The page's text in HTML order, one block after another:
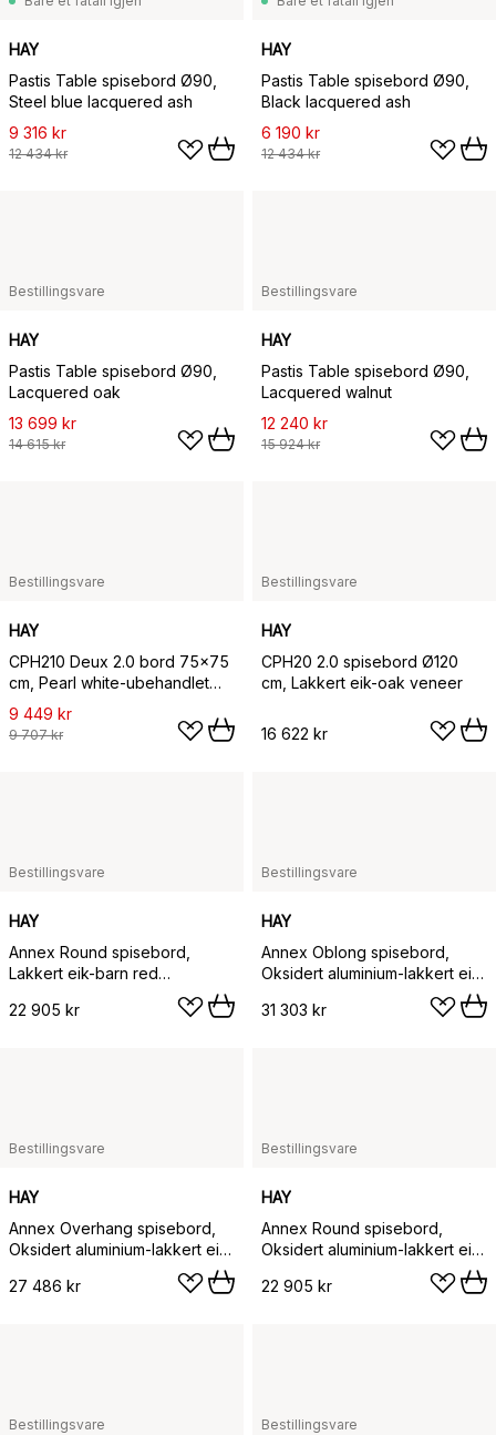
HAY
Pastis Table spisebord Ø90,
Steel blue lacquered ash
9 316 kr
12 434 kr
HAY
Pastis Table spisebord Ø90,
Black lacquered ash
6 190 kr
12 434 kr
Bestillingsvare
HAY
Pastis Table spisebord Ø90,
Lacquered oak
13 699 kr
14 615 kr
Bestillingsvare
HAY
Pastis Table spisebord Ø90,
Lacquered walnut
12 240 kr
15 924 kr
Bestillingsvare
HAY
CPH210 Deux 2.0 bord 75x75
cm, Pearl white-ubehandlet
bøk
9 449 kr
9 707 kr
Bestillingsvare
HAY
CPH20 2.0 spisebord Ø120
cm, Lakkert eik-oak veneer
16 622 kr
Bestillingsvare
HAY
Annex Round spisebord,
Lakkert eik-barn red
22 905 kr
Bestillingsvare
HAY
Annex Oblong spisebord,
Oksidert aluminium-lakkert eik,
31 303 kr
Bestillingsvare
HAY
Annex Overhang spisebord,
Oksidert aluminium-lakkert eik,
27 486 kr
Bestillingsvare
HAY
Annex Round spisebord,
Oksidert aluminium-lakkert eik,
22 905 kr
Bestillingsvare Bestillingsvare